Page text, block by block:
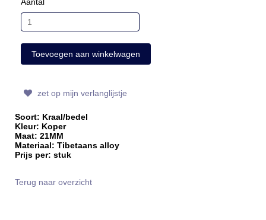
zet op mijn verlanglijstje
Soort: Kraal/bedel
Kleur: Koper
Maat: 21MM
Materiaal: Tibetaans alloy
Prijs per: stuk
Terug naar overzicht